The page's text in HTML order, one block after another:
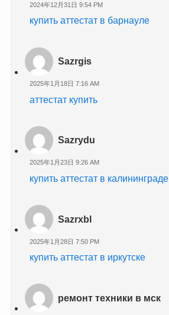
2024年12月31日 9:54 PM
купить аттестат в барнауле
Sazrgis
2025年1月18日 7:16 AM
аттестат купить
Sazrydu
2025年1月23日 9:26 AM
купить аттестат в калининграде
Sazrxbl
2025年1月28日 7:50 PM
купить аттестат в иркутске
ремонт техники в мск